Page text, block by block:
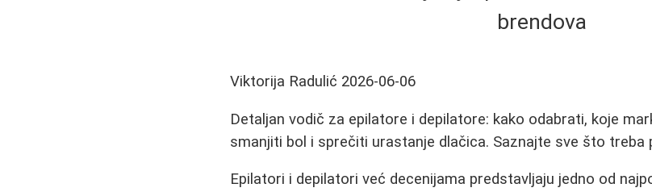
brendova
Viktorija Radulić 2026-06-06
Detaljan vodič za epilatore i depilatore: kako odabrati, koje
smanjiti bol i sprečiti urastanje dlačica. Saznajte sve što treba
Epilatori i depilatori već decenijama predstavljaju jedno od